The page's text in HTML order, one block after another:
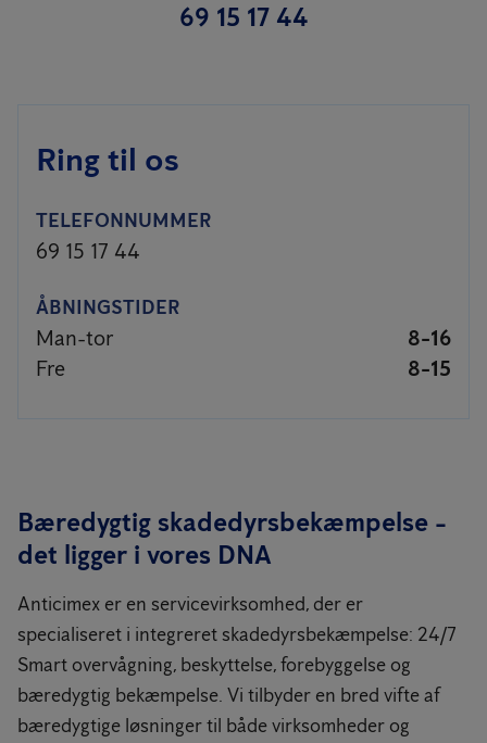
69 15 17 44
Ring til os
TELEFONNUMMER
69 15 17 44
ÅBNINGSTIDER
Man-tor
8-16
Fre
8-15
Bæredygtig skadedyrsbekæmpelse -
det ligger i vores DNA
Anticimex er en servicevirksomhed, der er
specialiseret i integreret skadedyrsbekæmpelse: 24/7
Smart overvågning, beskyttelse, forebyggelse og
bæredygtig bekæmpelse. Vi tilbyder en bred vifte af
bæredygtige løsninger til både virksomheder og